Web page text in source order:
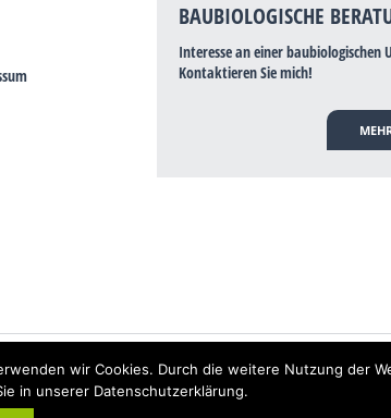
BAUBIOLOGISCHE
Interesse an einer baubiologischen
Kontaktieren Sie mich!
Sie suchen einen Baubiologen? Baubiologe Baldermnn - Ihr
wir Cookies. Durch die weitere Nutzung der
in unserer Datenschutzerklärung.